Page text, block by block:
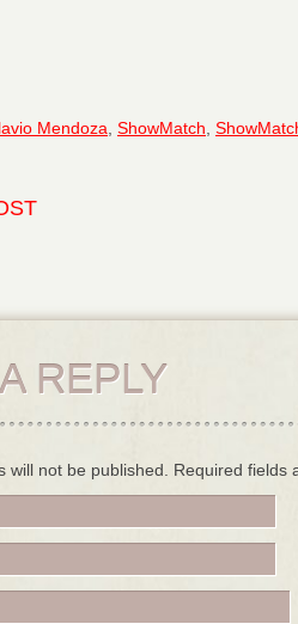
Mendoza ShowMatch
REPLY
will not be published. Required fields